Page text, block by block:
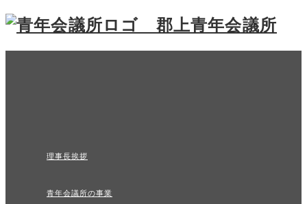
理事長挨拶
青年会議所の事業